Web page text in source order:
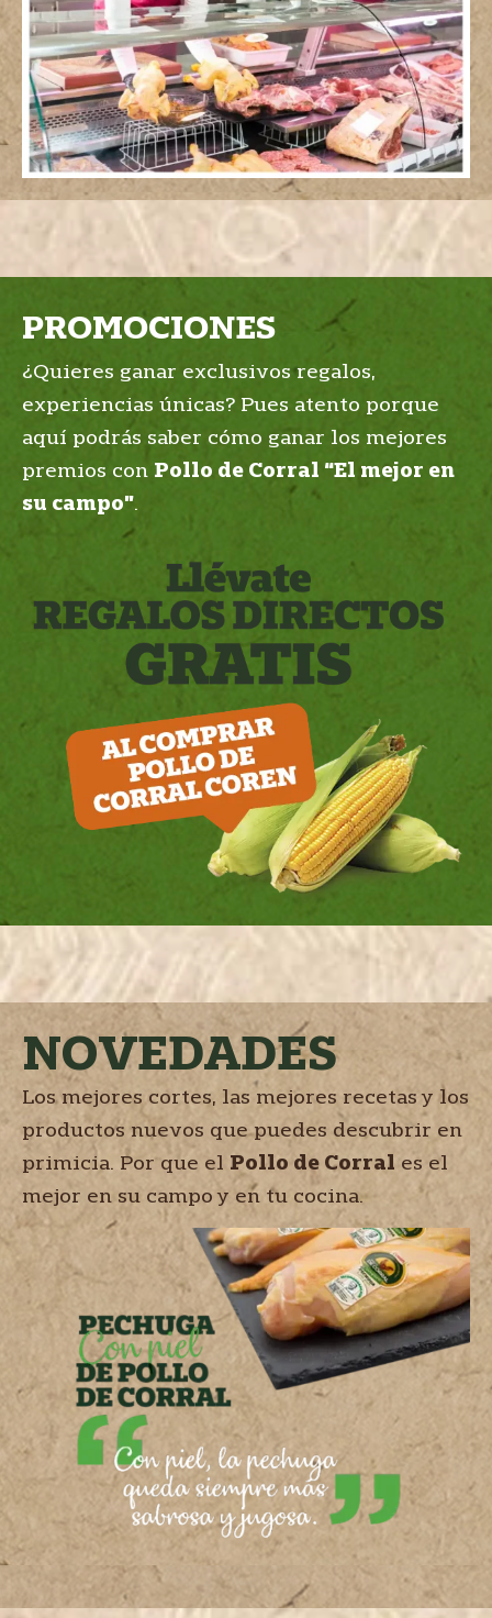
PROMOCIONES
¿Quieres ganar exclusivos regalos,
experiencias únicas? Pues atento porque
aquí podrás saber cómo ganar los mejores
premios con Pollo de Corral “El mejor en
su campo”.
NOVEDADES
Los mejores cortes, las mejores recetas y los
productos nuevos que puedes descubrir en
primicia. Por que el Pollo de Corral es el
mejor en su campo y en tu cocina.